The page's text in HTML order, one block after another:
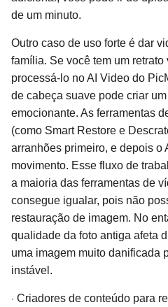
de um minuto.
Outro caso de uso forte é dar
família. Se você tem um retrato
processá-lo no AI Video do
de cabeça suave pode criar
emocionante. As ferramentas
(como Smart Restore e
arranhões primeiro, e depois o
movimento. Esse fluxo de
a maioria das ferramentas de
consegue igualar, pois não
restauração de imagem. No
qualidade da foto antiga afeta
uma imagem muito danificada
instável.
· Criadores de conteúdo para